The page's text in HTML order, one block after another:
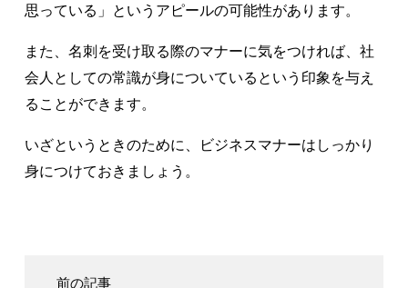
思っている」というアピールの可能性があります。
また、名刺を受け取る際のマナーに気をつければ、社
会人としての常識が身についているという印象を与え
ることができます。
いざというときのために、ビジネスマナーはしっかり
身につけておきましょう。